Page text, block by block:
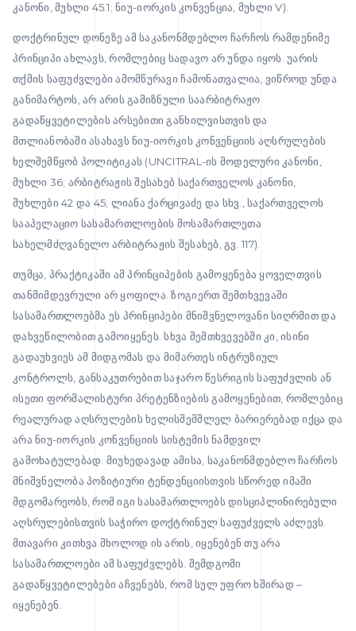
კანონი, მუხლი 45.1; ნიუ-იორკის კონვენცია, მუხლი V).
დოქტრინულ დონეზე ამ საკანონმდებლო ჩარჩოს რამდენიმე
პრინციპი ახლავს, რომლებიც სადავო არ უნდა იყოს. უარის
თქმის საფუძვლები ამომწურავი ჩამონათვალია, ვიწროდ უნდა
განიმარტოს, არ არის გამიზნული საარბიტრაჟო
გადაწყვეტილების არსებითი განხილვისთვის და
მთლიანობაში ასახავს ნიუ-იორკის კონვენციის აღსრულების
ხელშემწყობ პოლიტიკას (UNCITRAL-ის მოდელური კანონი,
მუხლი 36; არბიტრაჟის შესახებ საქართველოს კანონი,
მუხლები 42 და 45; ლიანა ქარცივაძე და სხვ., საქართველოს
სააპელაციო სასამართლოების მოსამართლეთა
სახელმძღვანელო არბიტრაჟის შესახებ, გვ. 117).
თუმცა, პრაქტიკაში ამ პრინციპების გამოყენება ყოველთვის
თანმიმდევრული არ ყოფილა. ზოგიერთ შემთხვევაში
სასამართლოებმა ეს პრინციპები მნიშვნელოვანი სიღრმით და
დახვეწილობით გამოიყენეს. სხვა შემთხვევებში კი, ისინი
გადაუხვიეს ამ მიდგომას და მიმართეს ინტრუზიულ
კონტროლს, განსაკუთრებით საჯარო წესრიგის საფუძვლის ან
ისეთი ფორმალისტური პრეტენზიების გამოყენებით, რომლებიც
რეალურად აღსრულების ხელისშემშლელ ბარიერებად იქცა და
არა ნიუ-იორკის კონვენციის სისტემის ნამდვილ
გამოხატულებად. მიუხედავად ამისა, საკანონმდებლო ჩარჩოს
მნიშვნელობა პოზიტიური ტენდენციისთვის სწორედ იმაში
მდგომარეობს, რომ იგი სასამართლოებს დისციპლინირებული
აღსრულებისთვის საჭირო დოქტრინულ საფუძველს აძლევს.
მთავარი კითხვა მხოლოდ ის არის, იყენებენ თუ არა
სასამართლოები ამ საფუძვლებს. შემდგომი
გადაწყვეტილებები აჩვენებს, რომ სულ უფრო ხშირად –
იყენებენ.